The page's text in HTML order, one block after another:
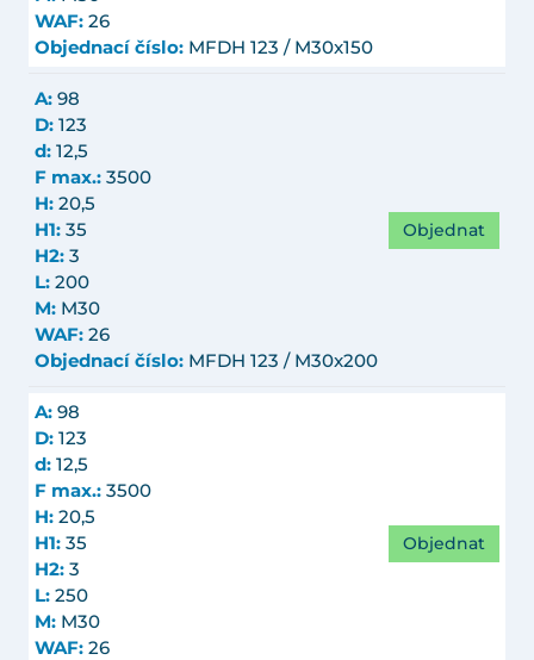
WAF: 26
Objednací číslo: MFDH 123 / M30x150
A: 98
D: 123
d: 12,5
F max.: 3500
H: 20,5
H1: 35
H2: 3
L: 200
M: M30
WAF: 26
Objednací číslo: MFDH 123 / M30x200
Objednat
A: 98
D: 123
d: 12,5
F max.: 3500
H: 20,5
H1: 35
H2: 3
L: 250
M: M30
WAF: 26
Objednat